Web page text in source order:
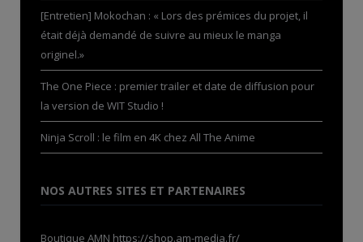
[Entretien] Mokochan : « Lors des prémices du projet, il
était déjà demandé de suivre au mieux le manga
originel.»
The One Piece : premier trailer et date de diffusion pour
la version de WIT Studio !
Ninja Scroll : le film en 4K chez All The Anime
NOS AUTRES SITES ET PARTENAIRES
Boutique AMN https://shop.am-media.fr/